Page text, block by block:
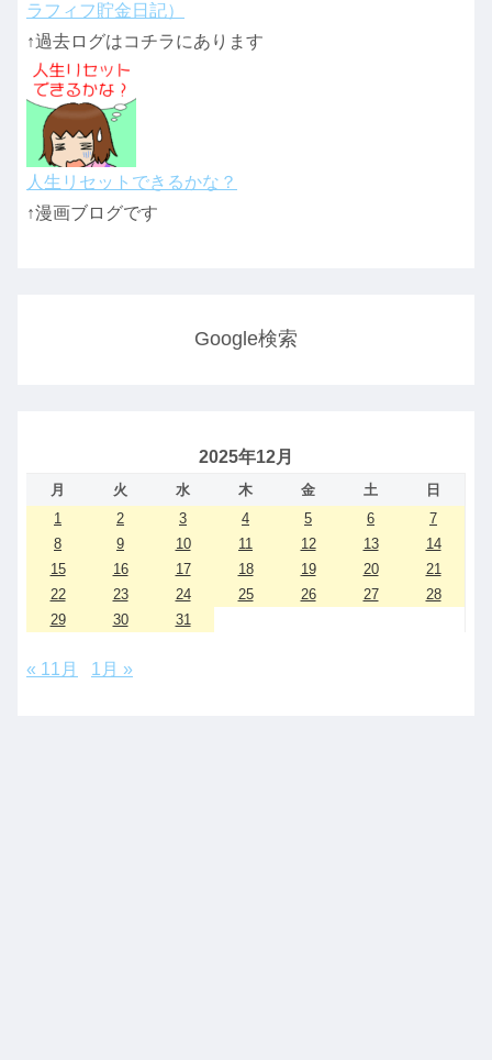
ラフィフ貯金日記）
↑過去ログはコチラにあります
人生リセットできるかな？
↑漫画ブログです
Google検索
2025年12月
月 火 水 木 金 土
日
1
2 3 4 5 6
7
8
9 10 11 12 13
14
15
16 17 18 19 20
21
22
23 24 25 26 27
28
29
30 31
« 11月 1月 »